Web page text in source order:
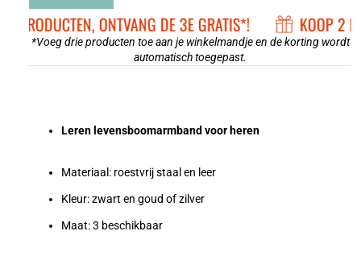
PRODUCTEN, ONTVANG DE 3E GRATIS*! KOOP 2
*Voeg drie producten toe aan je winkelmandje en de korting wordt
automatisch toegepast.
Leren levensboomarmband voor heren
Materiaal: roestvrij staal en leer
Kleur: zwart en goud of zilver
Maat: 3 beschikbaar